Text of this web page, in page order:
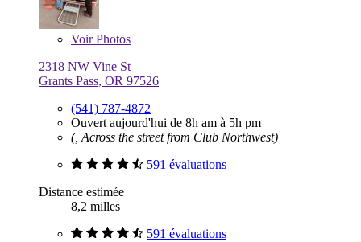
VoirPhotos
2318 NW Vine St
Grants Pass, OR 97526
(541) 787-4872
Ouvert aujourd'hui de 8h am à 5h pm
(, Across the street from Club Northwest)
591 évaluations
Distance estimée
8,2 milles
591 évaluations